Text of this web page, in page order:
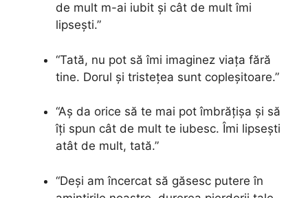
de mult m-ai iubit și cât de mult îmi
lipsești.”
“Tată, nu pot să îmi imaginez viața fără
tine. Dorul și tristețea sunt copleșitoare.”
“Aș da orice să te mai pot îmbrățișa și să
îți spun cât de mult te iubesc. Îmi lipsești
atât de mult, tată.”
“Deși am încercat să găsesc putere în